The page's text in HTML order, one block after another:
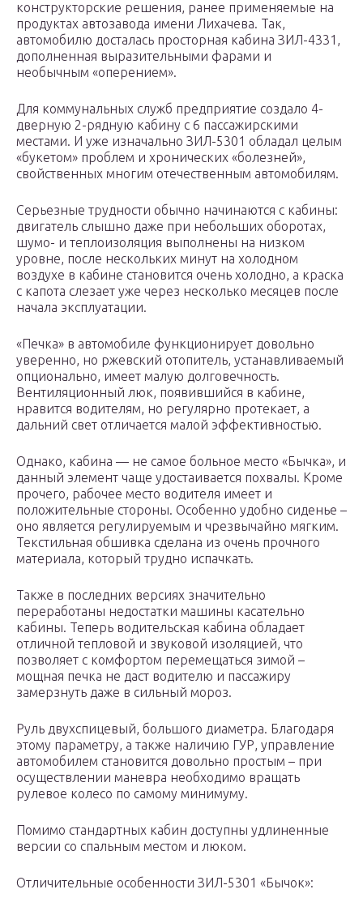
конструкторские решения, ранее применяемые на
продуктах автозавода имени Лихачева. Так,
автомобилю досталась просторная кабина ЗИЛ-4331,
дополненная выразительными фарами и
необычным «оперением».
Для коммунальных служб предприятие создало 4-
дверную 2-рядную кабину с 6 пассажирскими
местами. И уже изначально ЗИЛ-5301 обладал целым
«букетом» проблем и хронических «болезней»,
свойственных многим отечественным автомобилям.
Серьезные трудности обычно начинаются с кабины:
двигатель слышно даже при небольших оборотах,
шумо- и теплоизоляция выполнены на низком
уровне, после нескольких минут на холодном
воздухе в кабине становится очень холодно, а краска
с капота слезает уже через несколько месяцев после
начала эксплуатации.
«Печка» в автомобиле функционирует довольно
уверенно, но ржевский отопитель, устанавливаемый
опционально, имеет малую долговечность.
Вентиляционный люк, появившийся в кабине,
нравится водителям, но регулярно протекает, а
дальний свет отличается малой эффективностью.
Однако, кабина — не самое больное место «Бычка», и
данный элемент чаще удостаивается похвалы. Кроме
прочего, рабочее место водителя имеет и
положительные стороны. Особенно удобно сиденье –
оно является регулируемым и чрезвычайно мягким.
Текстильная обшивка сделана из очень прочного
материала, который трудно испачкать.
Также в последних версиях значительно
переработаны недостатки машины касательно
кабины. Теперь водительская кабина обладает
отличной тепловой и звуковой изоляцией, что
позволяет с комфортом перемещаться зимой –
мощная печка не даст водителю и пассажиру
замерзнуть даже в сильный мороз.
Руль двухспицевый, большого диаметра. Благодаря
этому параметру, а также наличию ГУР, управление
автомобилем становится довольно простым – при
осуществлении маневра необходимо вращать
рулевое колесо по самому минимуму.
Помимо стандартных кабин доступны удлиненные
версии со спальным местом и люком.
Отличительные особенности ЗИЛ-5301 «Бычок»: